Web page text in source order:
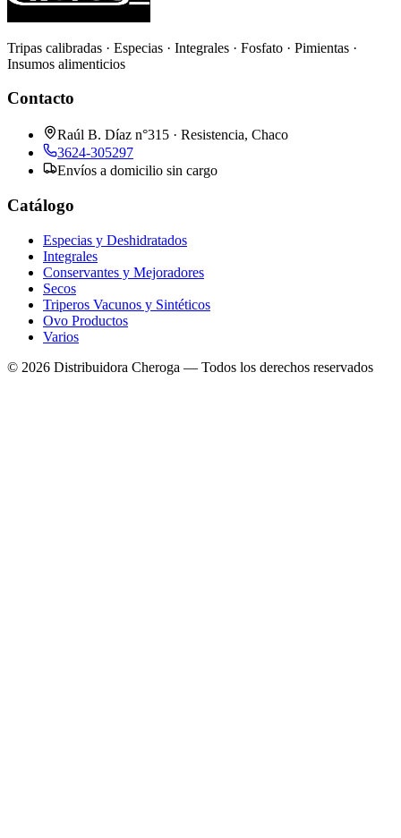
Tripas calibradas · Especias · Integrales · Fosfato · Pimientas ·
Insumos alimenticios
Contacto
Raúl B. Díaz n°315 · Resistencia, Chaco
3624-305297
Envíos a domicilio sin cargo
Catálogo
Especias y Deshidratados
Integrales
Conservantes y Mejoradores
Secos
Triperos Vacunos y Sintéticos
Ovo Productos
Varios
© 2026 Distribuidora Cheroga — Todos los derechos reservados